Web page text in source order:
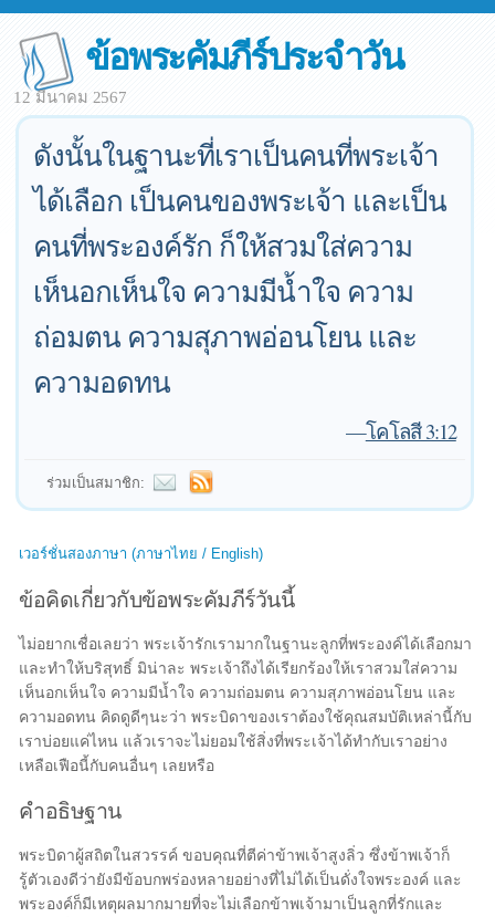
ข้อพระคัมภีร์ประจำวัน
12 มีนาคม 2567
ดังนั้นในฐานะที่เราเป็นคนที่พระเจ้า
ได้เลือก เป็นคนของพระเจ้า และเป็น
คนที่พระองค์รัก ก็ให้สวมใส่ความ
เห็นอกเห็นใจ ความมีน้ำใจ ความ
ถ่อมตน ความสุภาพอ่อนโยน และ
ความอดทน
—โคโลสี 3:12
ร่วมเป็นสมาชิก:
เวอร์ชั่นสองภาษา (ภาษาไทย / English)
ข้อคิดเกี่ยวกับข้อพระคัมภีร์วันนี้
ไม่อยากเชื่อเลยว่า พระเจ้ารักเรามากในฐานะลูกที่พระองค์ได้เลือกมา
และทำให้บริสุทธิ์ มิน่าละ พระเจ้าถึงได้เรียกร้องให้เราสวมใส่ความ
เห็นอกเห็นใจ ความมีน้ำใจ ความถ่อมตน ความสุภาพอ่อนโยน และ
ความอดทน คิดดูดีๆนะว่า พระบิดาของเราต้องใช้คุณสมบัติเหล่านี้กับ
เราบ่อยแค่ไหน แล้วเราจะไม่ยอมใช้สิ่งที่พระเจ้าได้ทำกับเราอย่าง
เหลือเฟือนี้กับคนอื่นๆ เลยหรือ
คำอธิษฐาน
พระบิดาผู้สถิตในสวรรค์ ขอบคุณที่ตีค่าข้าพเจ้าสูงลิ่ว ซึ่งข้าพเจ้าก็
รู้ตัวเองดีว่ายังมีข้อบกพร่องหลายอย่างที่ไม่ได้เป็นดั่งใจพระองค์ และ
พระองค์ก็มีเหตุผลมากมายที่จะไม่เลือกข้าพเจ้ามาเป็นลูกที่รักและ